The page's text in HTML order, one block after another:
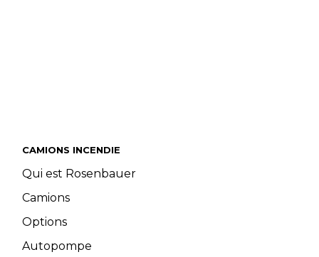
CAMIONS INCENDIE
Qui est Rosenbauer
Camions
Options
Autopompe